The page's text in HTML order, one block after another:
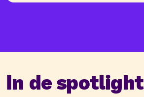
In de spotlight